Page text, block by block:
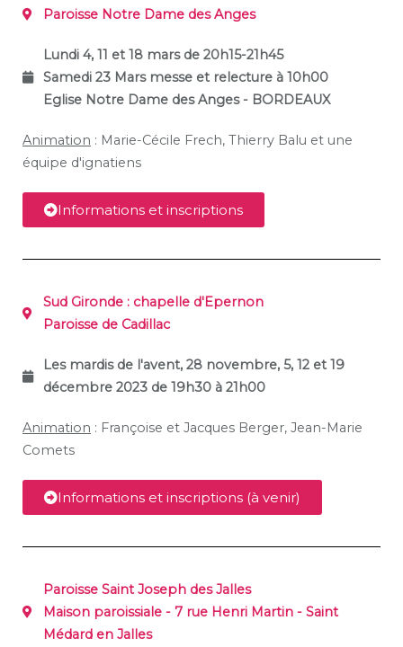
Paroisse Notre Dame des Anges
Lundi 4, 11 et 18 mars de 20h15-21h45
Samedi 23 Mars messe et relecture à 10h00
Eglise Notre Dame des Anges - BORDEAUX
Animation : Marie-Cécile Frech, Thierry Balu et une
équipe d'ignatiens
Informations et inscriptions
Sud Gironde : chapelle d'Epernon
Paroisse de Cadillac
Les mardis de l'avent, 28 novembre, 5, 12 et 19
décembre 2023 de 19h30 à 21h00
Animation : Françoise et Jacques Berger, Jean-Marie
Comets
Informations et inscriptions (à venir)
Paroisse Saint Joseph des Jalles
Maison paroissiale - 7 rue Henri Martin - Saint
Médard en Jalles